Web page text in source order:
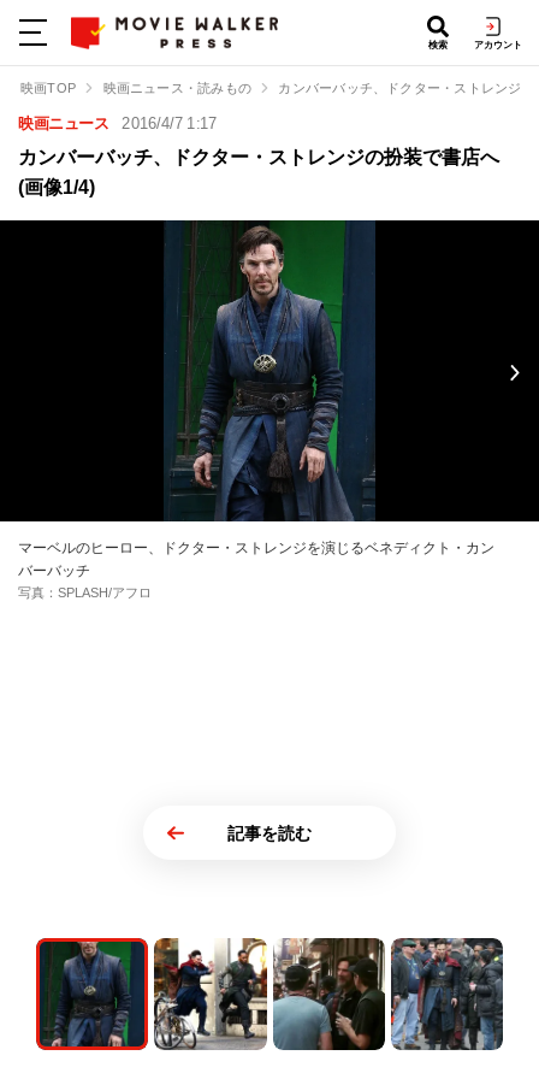
検索 アカウント
映画TOP 映画ニュース・読みもの カンバーバッチ、ドクター・ストレンジの
映画ニュース 2016/4/7 1:17
カンバーバッチ、ドクター・ストレンジの扮装で書店へ
(画像1/4)
マーベルのヒーロー、ドクター・ストレンジを演じるベネディクト・カン
バーバッチ
写真：SPLASH/アフロ
記事を読む